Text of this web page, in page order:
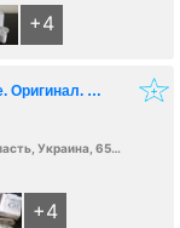
+4
Galaxy Buds.Новые. Оригинал. АКЦИИ.
Одесса, Одесская область, Украина, 65000
+4